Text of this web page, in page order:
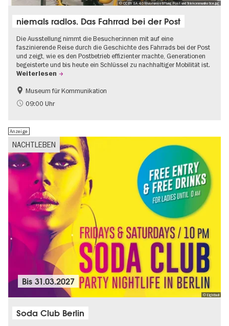
© CC BY SA 4.0 Museumsstiftung Post und Telekommunikation.jpg
niemals radlos. Das Fahrrad bei der Post
Die Ausstellung nimmt die Besucher:innen mit auf eine
faszinierende Reise durch die Geschichte des Fahrrads bei der Post
und zeigt, wie es den Postbetrieb effizienter machte, Generationen
begeisterte und bis heute ein Schlüssel zu nachhaltiger Mobilität ist.
Weiterlesen
Geschichte
Nachhaltigkeit
Museum für Kommunikation
09:00 Uhr
NACHTLEBEN
Anzeige
© Eightball
Bis31.03.2027
Soda Club Berlin